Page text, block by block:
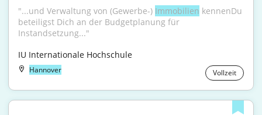
"...und Verwaltung von (Gewerbe-) Immobilien kennenDu
beteiligst Dich an der Budgetplanung für
Instandsetzung..."
IU Internationale Hochschule
Hannover Vollzeit